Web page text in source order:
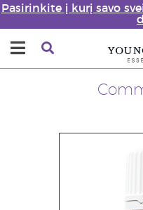
Pasirinkite į kurį savo